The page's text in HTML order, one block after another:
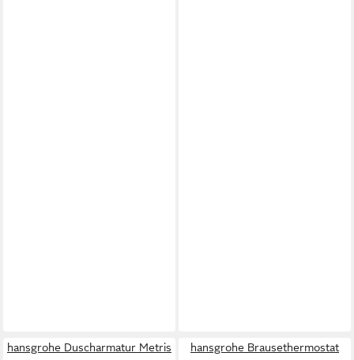
hansgrohe Duscharmatur Metris
hansgrohe Brausethermostat